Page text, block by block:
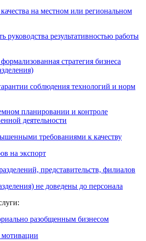
на местном или региональном
руководства результативностью работы
стратегия бизнеса
соблюдения технологий и норм
планировании и контроле
деятельности
требованиями к качеству
на экспорт
представительств, филиалов
не доведены до персонала
разобщенным бизнесом
мотивации